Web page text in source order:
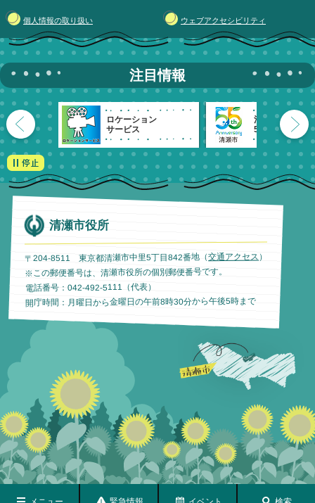
個人情報の取り扱い ウェブアクセシビリティ
注目情報
ロケーション
サービス
清瀬市
55周年記念
清瀬市役所
〒204-8511 東京都清瀬市中里5丁目842番地（交通アクセス ）
※この郵便番号は、清瀬市役所の個別郵便番号です。
電話番号：042-492-5111（代表）
開庁時間：月曜日から金曜日の午前8時30分から午後5時まで